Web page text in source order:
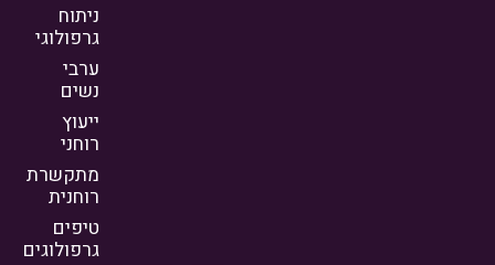
ניתוח
גרפולוגי
ערבי
נשים
ייעוץ
רוחני
מתקשרת
רוחנית
טיפים
גרפולוגים